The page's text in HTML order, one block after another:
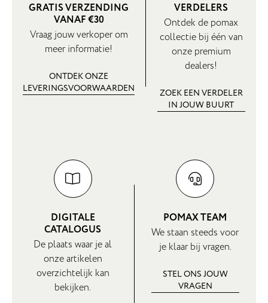
GRATIS VERZENDING
VANAF €30
Vraag jouw verkoper om
meer informatie!
ONTDEK ONZE
LEVERINGSVOORWAARDEN
VERDELERS
Ontdek de pomax
collectie bij één van
onze premium
dealers!
ZOEK EEN VERDELER
IN JOUW BUURT
DIGITALE
CATALOGUS
De plaats waar je al
onze artikelen
overzichtelijk kan
bekijken.
POMAX TEAM
We staan steeds voor
je klaar bij vragen.
STEL ONS JOUW
VRAGEN